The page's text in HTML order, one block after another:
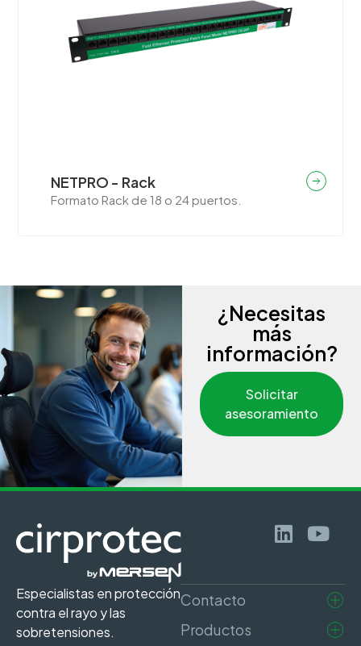
NETPRO - Rack
Formato Rack de 18 o 24 puertos.
¿Necesitas
más
información?
Solicitar
asesoramiento
Especialistas en protección
contra el rayo y las
sobretensiones.
Contacto
Productos